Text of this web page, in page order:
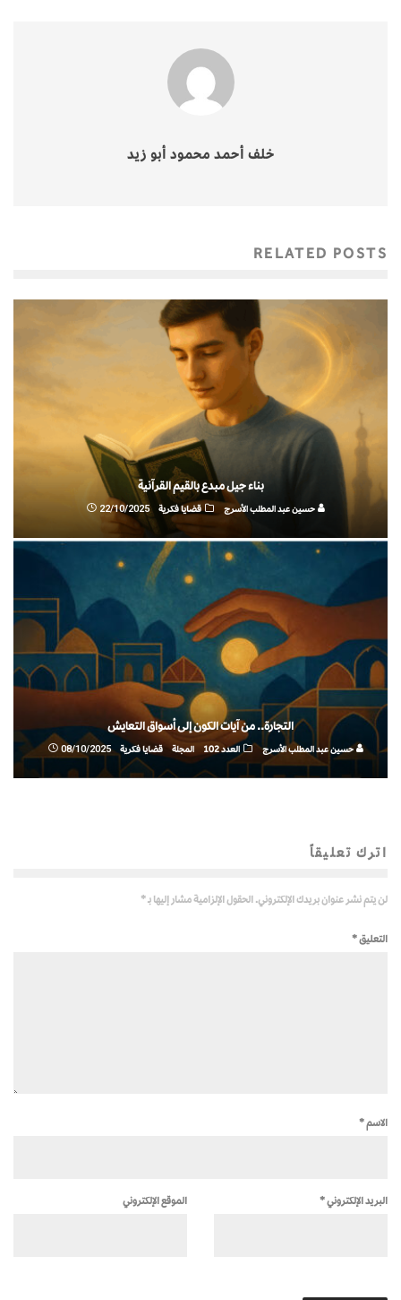
خلف أحمد محمود أبو زيد
RELATED POSTS
بناء جيل مبدع بالقيم القرآنية
حسين عبد المطلب الأسرج قضايا فكرية 22/10/2025
التجارة.. من آيات الكون إلى أسواق التعايش
حسين عبد المطلب الأسرج العدد 102 المجلة قضايا فكرية 08/10/2025
اترك تعليقاً
لن يتم نشر عنوان بريدك الإلكتروني. الحقول الإلزامية مشار إليها بـ*
التعليق*
الاسم*
البريد الإلكتروني* الموقع الإلكتروني